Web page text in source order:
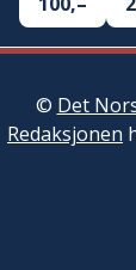
© Det
Redaksjonen